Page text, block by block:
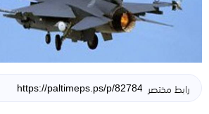
رابط مختصر